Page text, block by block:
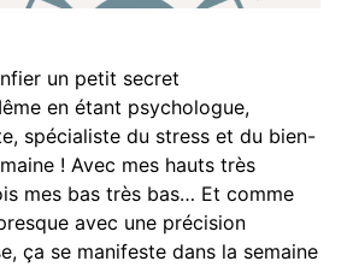
un petit secret
en étant psychologue,
spécialiste du stress et du bien-
! Avec mes hauts très
mes bas très bas… Et comme
avec une précision
ça se manifeste dans la semaine